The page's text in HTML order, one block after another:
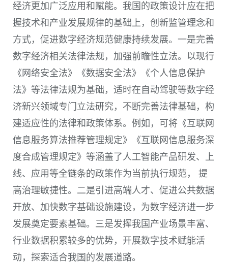
经济更加广泛应用和赋能。我国的政策设计应在把
握技术和产业发展规律的基础上，创新监管理念和
方式，促进数字经济规范健康持续发展。一是完善
数字经济相关法律法规，加强前瞻性立法。以现行
《网络安全法》《数据安全法》《个人信息保护
法》等法律法规为基础，适时在自动驾驶等数字经
济新兴领域专门立法研究，不断完善法律基础，构
建适应性的法律和政策体系。例如，可将《互联网
信息服务算法推荐管理规定》《互联网信息服务深
度合成管理规定》等涵盖了人工智能产品研发、上
线、应用等全链条的政策作为当前执行规范， 提
高治理敏捷性。二是引进高端人才、促进公共数据
开放、加快数字基础设施建设，为数字经济进一步
发展奠定要素基础。三是发挥我国产业场景丰富、
行业数据积累较多的优势，开展数字技术赋能活
动，探索适合我国的发展道路。